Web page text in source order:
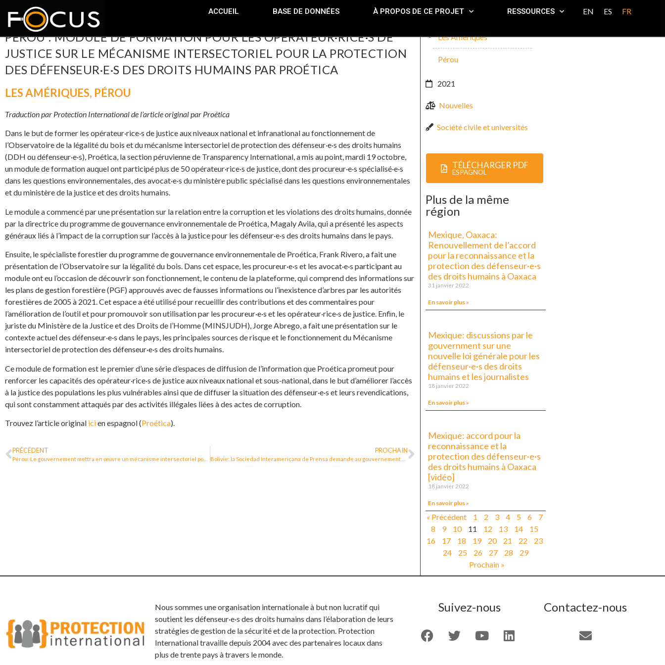
ACCUEIL BASE DE DONNÉES À PROPOS DE CE PROJET RESSOURCES EN ES FR
PÉROU : MODULE DE FORMATION POUR LES OPÉRATEUR·RICE·S DE
JUSTICE SUR LE MÉCANISME INTERSECTORIEL POUR LA PROTECTION
DES DÉFENSEUR·E·S DES DROITS HUMAINS PAR PROÉTICA
LES AMÉRIQUES, PÉROU
Traduction par Protection International de l’article original par Proética
Dans le but de former les opérateur·rice·s de justice aux niveaux national et infranational au fonctionnement de
l’Observatoire de la légalité du bois et du mécanisme intersectoriel de protection des défenseur·e·s des droits humains
(DDH ou défenseur·e·s), Proética, la section péruvienne de Transparency International, a mis au point, mardi 19 octobre,
un module de formation auquel ont participé plus de 50 opérateur·rice·s de justice, dont des procureur·e·s spécialisé·e·s
dans les questions environnementales, des avocat·e·s du ministère public spécialisé dans les questions environnementales
et du ministère de la justice et des droits humains.
Le module a commencé par une présentation sur la relation entre la corruption et les violations des droits humains, donnée
par la directrice du programme de gouvernance environnementale de Proética, Magaly Avila, qui a présenté les aspects
généraux liés à l’impact de la corruption sur l’accès à la justice pour les défenseur·e·s des droits humains dans le pays.
Ensuite, le spécialiste forestier du programme de gouvernance environnementale de Proética, Frank Rivero, a fait une
présentation de l’Observatoire sur la légalité du bois. Dans cet espace, les procureur·e·s et les avocat·e·s participant au
module ont eu l’occasion de découvrir son fonctionnement, le contenu de la plateforme, qui comprend des informations sur
les plans de gestion forestière (PGF) approuvés avec de fausses informations ou l’inexistence d’arbres par les autorités
forestières de 2005 à 2021. Cet espace a été utilisé pour recueillir des contributions et des commentaires pour
l’amélioration de l’outil et pour promouvoir son utilisation par les procureur·e·s et les opérateur·rice·s de justice. Enfin, le
juriste du Ministère de la Justice et des Droits de l’Homme (MINSJUDH), Jorge Abrego, a fait une présentation sur le
contexte actuel des défenseur·e·s dans le pays, les principales sources de risque et le fonctionnement du Mécanisme
intersectoriel de protection des défenseur·e·s des droits humains.
Ce module de formation est le premier d’une série d’espaces de diffusion de l’information que Proética promeut pour
renforcer les capacités des opérateur·rice·s de justice aux niveaux national et sous-national, dans le but d’améliorer l’accès
à la justice des populations les plus vulnérables ainsi que de diffuser la situation des défenseur·e·s et leurs revendications,
qui sont constamment attaqués par des activités illégales liées à des actes de corruption.
Trouvez l’article original icien espagnol (Proética).
PRÉCÉDENT PROCHAIN
Les Amériques
Pérou
2021
Nouvelles
Société civile et universités
TÉLÉCHARGER PDF
ESPAGNOL
Plus de la même
région
Mexique, Oaxaca:
Renouvellement de l’accord
pour la reconnaissance et la
protection des défenseur·e·s
des droits humains à Oaxaca
31 janvier 2022
En savoir plus »
Mexique: discussions par le
gouvernment sur une
nouvelle loi générale pour les
défenseur·e·s des droits
humains et les journalistes
18 janvier 2022
En savoir plus »
Mexique: accord pour la
reconnaissance et la
protection des défenseur·e·s
des droits humains à Oaxaca
[vidéo]
18 janvier 2022
En savoir plus »
« Précédent 1 2 3 4 5 6
7
8
9 10 11 12 13 14
15
16
17 18 19 20 21 22
23
24
25 26 27 28
29
Prochain »
Nous sommes une organisation internationale à but non lucratif qui
soutient les défenseur·e·s des droits humains dans l’élaboration de leurs
stratégies de gestion de la sécurité et de la protection. Protection
International travaille depuis 2004 avec des partenaires locaux dans
plus de trente pays à travers le monde.
Suivez-nous Contactez-nous